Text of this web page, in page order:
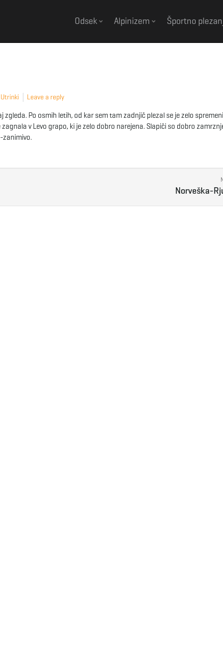
Odsek Alpinizem Športno
Utrinki Leave a reply
Po osmih letih, od kar sem tam zadnjič plezal se je zelo
v Levo grapo, ki je zelo dobro narejena. Slapiči so dobro
zanimivo.
Norveška-